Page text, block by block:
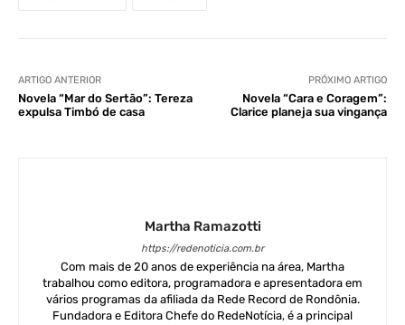
ARTIGO ANTERIOR
Novela “Mar do Sertão”: Tereza
expulsa Timbó de casa
PRÓXIMO ARTIGO
Novela “Cara e Coragem”:
Clarice planeja sua vingança
Martha Ramazotti
https://redenoticia.com.br
Com mais de 20 anos de experiência na área, Martha
trabalhou como editora, programadora e apresentadora em
vários programas da afiliada da Rede Record de Rondônia.
Fundadora e Editora Chefe do RedeNotícia, é a principal